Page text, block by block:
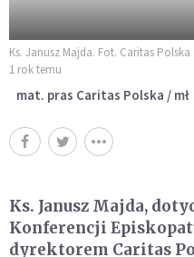
Ks. Janusz Majda. Fot. Caritas Polska
1 rok temu
mat. pras Caritas Polska / mł
Ks. Janusz Majda,
Konferencji
dyrektorem Caritas